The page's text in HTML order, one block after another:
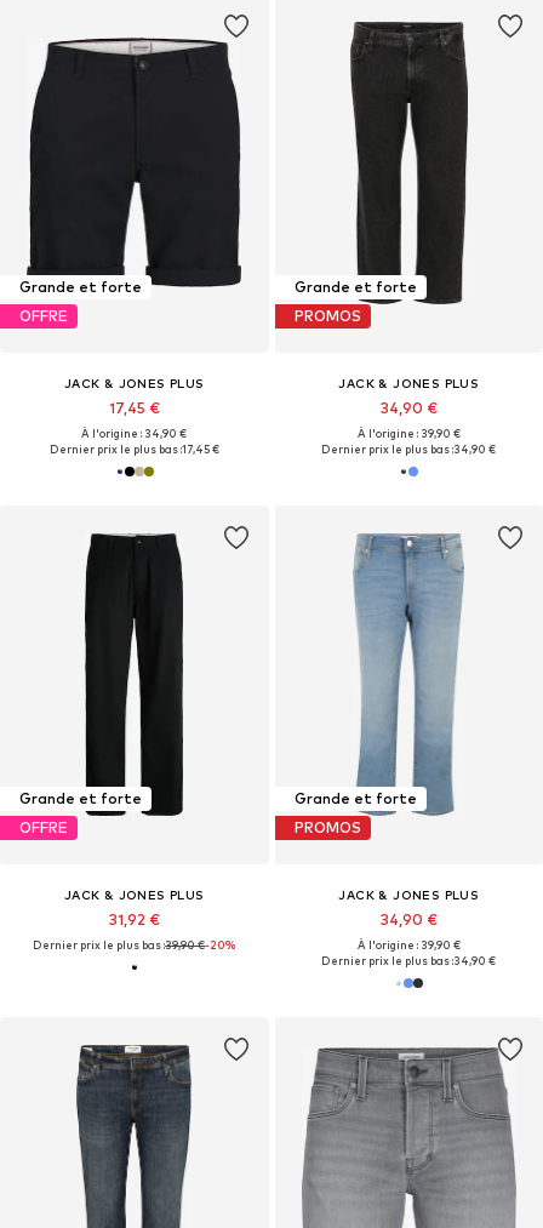
Grande et forte
OFFRE
JACK & JONES PLUS
17,45 €
À l'origine : 34,90 €
Dernier prix le plus bas :17,45 €
Grande et forte
PROMOS
JACK & JONES PLUS
34,90 €
À l'origine : 39,90 €
Dernier prix le plus bas :34,90 €
Grande et forte
OFFRE
JACK & JONES PLUS
31,92 €
Dernier prix le plus bas :39,90 €-20%
Grande et forte
PROMOS
JACK & JONES PLUS
34,90 €
À l'origine : 39,90 €
Dernier prix le plus bas :34,90 €